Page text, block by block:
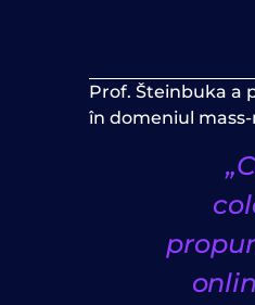
Prof. Šteinbuka a
în domeniul